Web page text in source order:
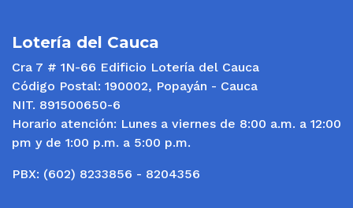
Lotería del Cauca
Cra 7 # 1N-66 Edificio Lotería del Cauca
Código Postal: 190002, Popayán - Cauca
NIT. 891500650-6
Horario atención: Lunes a viernes de 8:00 a.m. a 12:00
pm y de 1:00 p.m. a 5:00 p.m.
PBX: (602) 8233856 - 8204356